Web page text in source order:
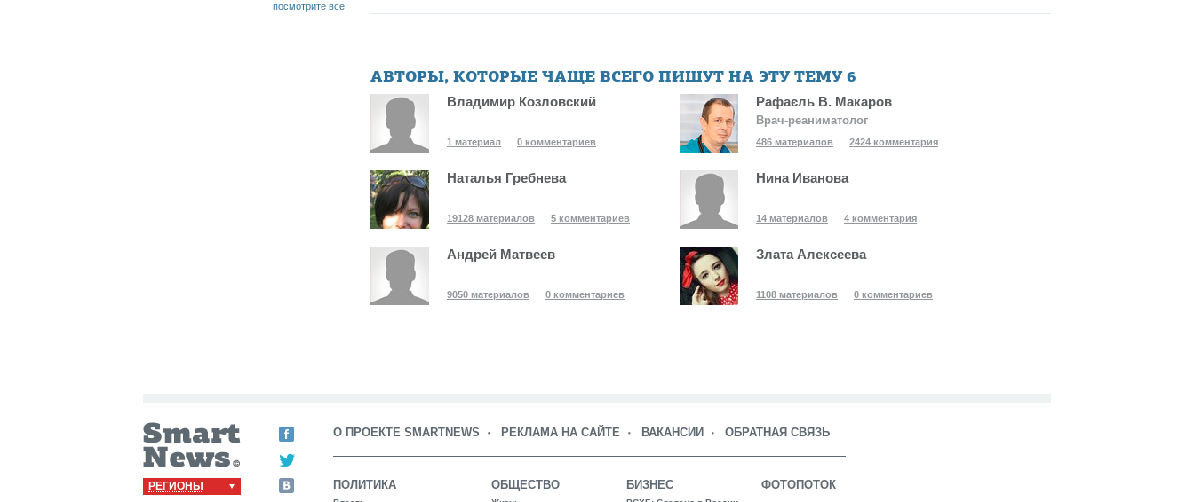
посмотрите все
АВТОРЫ, КОТОРЫЕ ЧАЩЕ ВСЕГО ПИШУТ НА ЭТУ ТЕМУ6
Владимир Козловский
1 материал 0 комментариев
Наталья Гребнева
19128 материалов 5 комментариев
Андрей Матвеев
9050 материалов 0 комментариев
Рафаєль В. Макаров
Врач-реаниматолог
486 материалов 2424 комментария
Нина Иванова
14 материалов 4 комментария
Злата Алексеева
1108 материалов 0 комментариев
РЕГИОНЫ
О ПРОЕКТЕ SMARTNEWS РЕКЛАМА НА САЙТЕ ВАКАНСИИ ОБРАТНАЯ СВЯЗЬ
ПОЛИТИКА ОБЩЕСТВО БИЗНЕС ФОТОПОТОК